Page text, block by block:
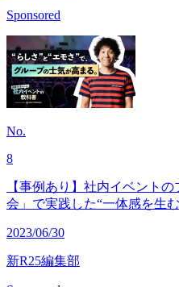
Sponsored
No.
8
【事例あり】社内イベント
会」で実践した“一体感を生
2023/06/30
新R25編集部